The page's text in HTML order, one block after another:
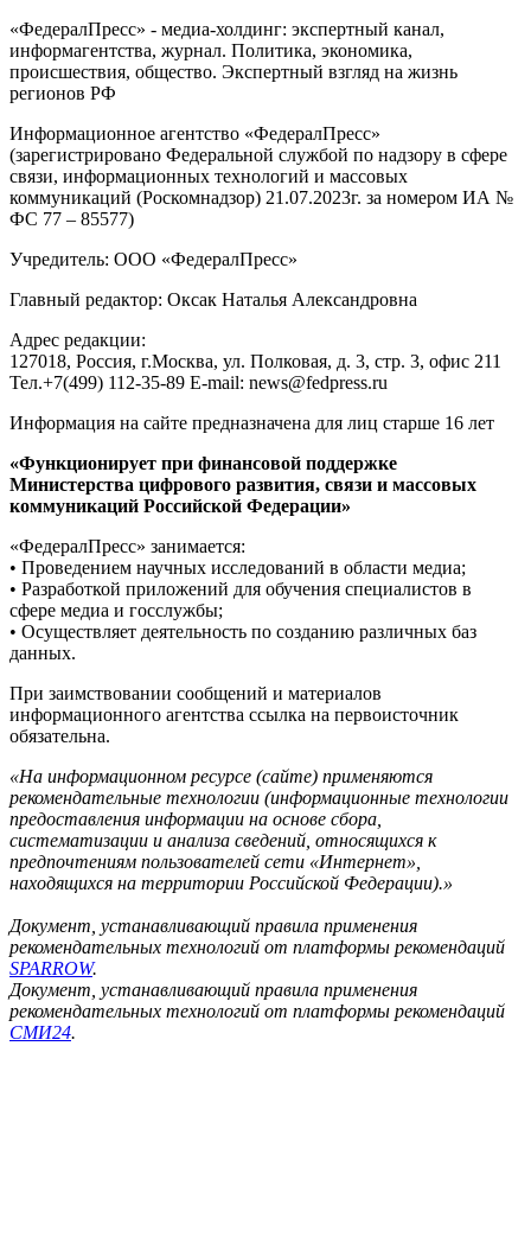
«ФедералПресс» - медиа-холдинг: экспертный канал,
информагентства, журнал. Политика, экономика,
происшествия, общество. Экспертный взгляд на жизнь
регионов РФ
Информационное агентство «ФедералПресс»
(зарегистрировано Федеральной службой по надзору в сфере
связи, информационных технологий и массовых
коммуникаций (Роскомнадзор) 21.07.2023г. за номером ИА №
ФС 77 – 85577)
Учредитель: ООО «ФедералПресс»
Главный редактор: Оксак Наталья Александровна
Адрес редакции:
127018, Россия, г.Москва, ул. Полковая, д. 3, стр. 3, офис 211
Тел.+7(499) 112-35-89 E-mail: news@fedpress.ru
Информация на сайте предназначена для лиц старше 16 лет
«Функционирует при финансовой поддержке
Министерства цифрового развития, связи и массовых
коммуникаций Российской Федерации»
«ФедералПресс» занимается:
• Проведением научных исследований в области медиа;
• Разработкой приложений для обучения специалистов в
сфере медиа и госслужбы;
• Осуществляет деятельность по созданию различных баз
данных.
При заимствовании сообщений и материалов
информационного агентства ссылка на первоисточник
обязательна.
«На информационном ресурсе (сайте) применяются
рекомендательные технологии (информационные технологии
предоставления информации на основе сбора,
систематизации и анализа сведений, относящихся к
предпочтениям пользователей сети «Интернет»,
находящихся на территории Российской Федерации).»
Документ, устанавливающий правила применения
рекомендательных технологий от платформы рекомендаций
SPARROW.
Документ, устанавливающий правила применения
рекомендательных технологий от платформы рекомендаций
СМИ24.